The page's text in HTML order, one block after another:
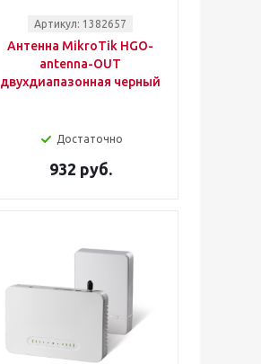
Артикул: 1382657
Антенна MikroTik HGO-
antenna-OUT
двухдиапазонная черный
Достаточно
932 руб.